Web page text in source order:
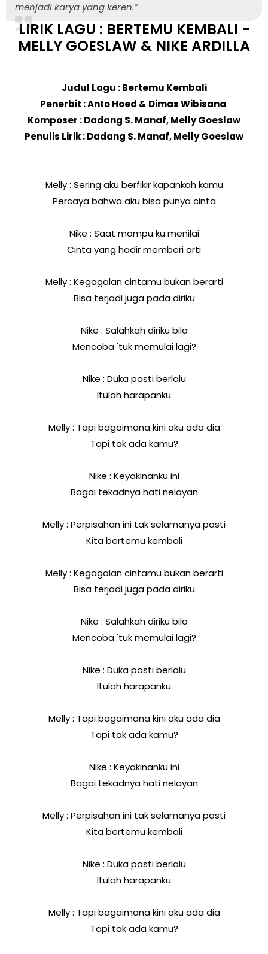
menjadi karya yang keren.”
LIRIK LAGU : BERTEMU KEMBALI -
MELLY GOESLAW & NIKE ARDILLA
Judul Lagu : Bertemu Kembali
Penerbit : Anto Hoed & Dimas Wibisana
Komposer : Dadang S. Manaf, Melly Goeslaw
Penulis Lirik : Dadang S. Manaf, Melly Goeslaw
Melly : Sering aku berfikir kapankah kamu
Percaya bahwa aku bisa punya cinta
Nike : Saat mampu ku menilai
Cinta yang hadir memberi arti
Melly : Kegagalan cintamu bukan berarti
Bisa terjadi juga pada diriku
Nike : Salahkah diriku bila
Mencoba 'tuk memulai lagi?
Nike : Duka pasti berlalu
Itulah harapanku
Melly : Tapi bagaimana kini aku ada dia
Tapi tak ada kamu?
Nike : Keyakinanku ini
Bagai tekadnya hati nelayan
Melly : Perpisahan ini tak selamanya pasti
Kita bertemu kembali
Melly : Kegagalan cintamu bukan berarti
Bisa terjadi juga pada diriku
Nike : Salahkah diriku bila
Mencoba 'tuk memulai lagi?
Nike : Duka pasti berlalu
Itulah harapanku
Melly : Tapi bagaimana kini aku ada dia
Tapi tak ada kamu?
Nike : Keyakinanku ini
Bagai tekadnya hati nelayan
Melly : Perpisahan ini tak selamanya pasti
Kita bertemu kembali
Nike : Duka pasti berlalu
Itulah harapanku
Melly : Tapi bagaimana kini aku ada dia
Tapi tak ada kamu?